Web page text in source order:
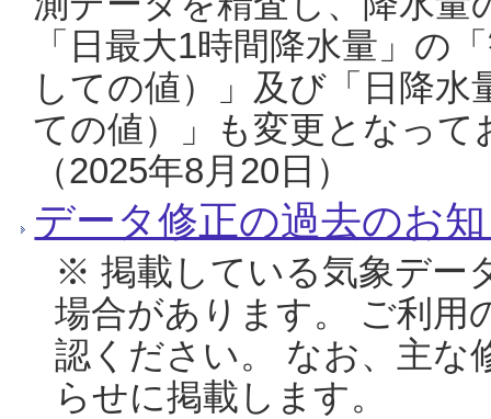
「日最大1時間降水量」の
しての値）」及び「日降
ての値）」も変更となっ
（2025年8月20日）
データ修正の過去のお
※ 掲載している気象デー
場合があります。 ご利用
認ください。 なお、主な
らせに掲載します。